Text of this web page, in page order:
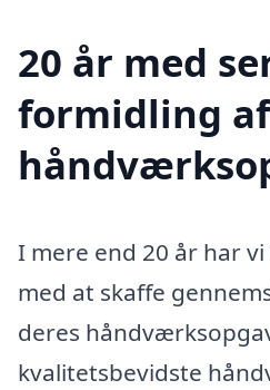
20 år med
formidling
I mere end 20 år har
med at skaffe
deres
kvalitetsbevidste